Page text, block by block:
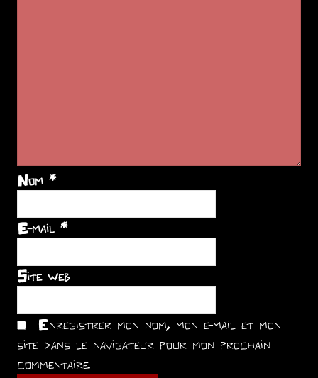
Nom *
E-mail *
Site web
Enregistrer mon nom, mon e-mail et mon
site dans le navigateur pour mon prochain
commentaire.